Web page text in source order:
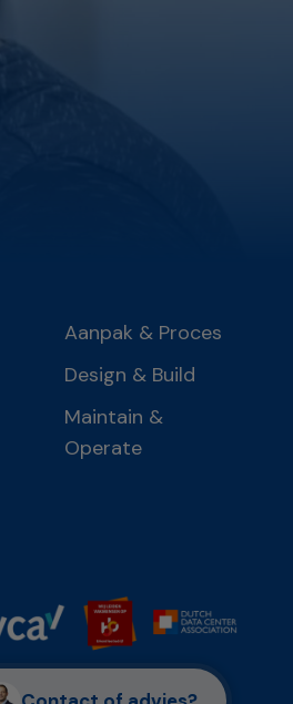
Aanpak & Proces
Design & Build
Maintain &
Operate